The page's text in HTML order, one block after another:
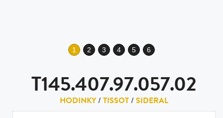
1 2 3 4 5 6
T145.407.97.057.02
HODINKY/TISSOT/SIDERAL